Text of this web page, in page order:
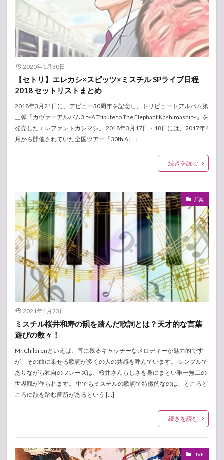
2020年1月30日
【セトリ】エレカシ×スピッツ×ミスチル SPライブ日程
2018 セットリストまとめ
2018年3月21日に、デビュー30周年を記念し、トリビュートアルバム第
三弾「カヴァーアルバム3 〜A Tribute to The Elephant Kashimashi〜」を
発売したエレファントカシマシ。 2018年3月17日・18日には、2017年4
月から開催されていた全国ツアー「30th A […]
続きを読む
邦楽
2021年1月23日
ミスチル桜井和寿の韻を踏んだ歌詞とは？天才的な言葉
遊びの数々！
Mr.Childrenといえば、耳に残るキャッチーなメロディーが魅力的です
が、その曲に乗せる歌詞が多くの人の共感を呼んでいます。 シンプルで
ありながら独自のフレーズは、桜井さんらしさを身にまとい唯一無二の
世界観が作られます。 中でもミスチルの歌詞で特徴的なのは、ところど
ころに韻を踏む箇所があるという […]
続きを読む
LIVE